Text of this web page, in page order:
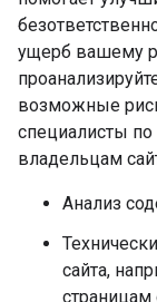
ущерб вашему
возможные
специалисты
владельцам
Анализ
сайта,